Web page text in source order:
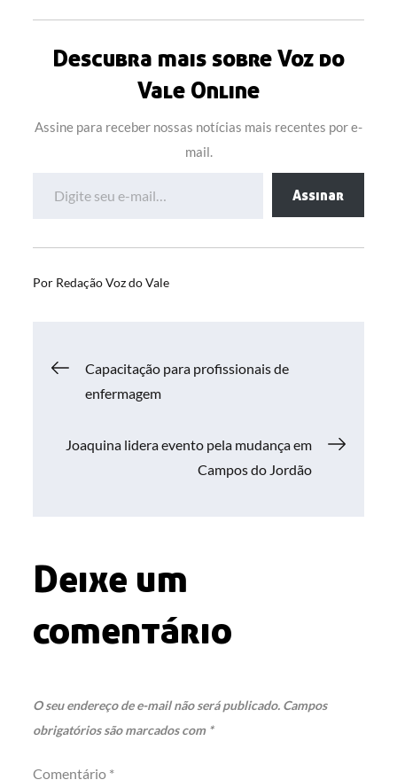
Descubra mais sobre Voz do
Vale Online
Assine para receber nossas notícias mais recentes por e-
mail.
Assinar
Por Redação Voz do Vale
Navegação
Capacitação para profissionais de
enfermagem
Joaquina lidera evento pela mudança em
Campos do Jordão
Deixe um
comentário
O seu endereço de e-mail não será publicado. Campos
obrigatórios são marcados com *
Comentário *